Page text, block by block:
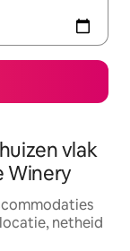
vlak
Winery
netheid